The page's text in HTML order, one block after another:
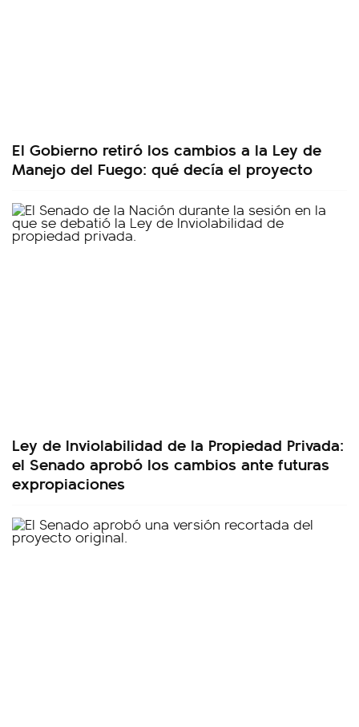
El Gobierno retiró los cambios a la Ley de
Manejo del Fuego: qué decía el proyecto
Ley de Inviolabilidad de la Propiedad Privada:
el Senado aprobó los cambios ante futuras
expropiaciones